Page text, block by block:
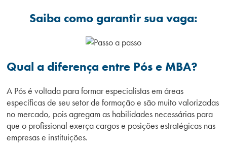
Saiba como garantir sua vaga:
Qual a diferença entre Pós e MBA?
A Pós é voltada para formar especialistas em áreas
específicas de seu setor de formação e são muito valorizadas
no mercado, pois agregam as habilidades necessárias para
que o profissional exerça cargos e posições estratégicas nas
empresas e instituições.